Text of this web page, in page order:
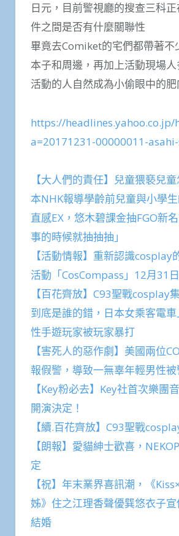
日元，目前警視廳的搜查三科
件之間是否有什麼關聯性
畢竟去Comiket的宅們都帶著不
本子和周邊，再加上活動現場
活動的人自然成為小偷眼中的肥
https://headlines.yahoo.co.jp/
a=20171231-00000011-
【大人們的責任】兒童猥褻兒
本NHK報導學齡前兒童與小學
直感EX，悠木碧課金抽FGO新
事的時候就抽抽抽」
【活動情報】重新認識cosplay
活動「CosCompass」12月31
【百花齊放】C93聖戰cosplay
到底是誰的錯，日本女乘客電
性手遊玩家被玩家暴打
【害死人的惡作劇】美國兩位
報假警，導致一無辜年輕男性
【Key粉必去】Key社首次樂團
開演決定！
【續.百花齊放】C93聖戰
【朗報】愛貓紳士歡喜，
定
【祝】年末業界喜訊潮，《
姊》住之江理香聲優巽悠衣子
結婚